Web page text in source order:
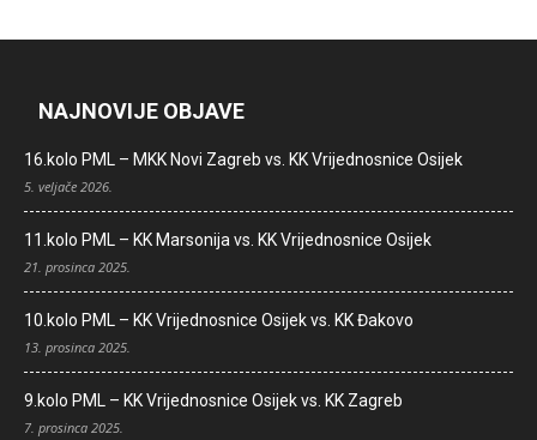
NAJNOVIJE OBJAVE
16.kolo PML – MKK Novi Zagreb vs. KK Vrijednosnice Osijek
5. veljače 2026.
11.kolo PML – KK Marsonija vs. KK Vrijednosnice Osijek
21. prosinca 2025.
10.kolo PML – KK Vrijednosnice Osijek vs. KK Đakovo
13. prosinca 2025.
9.kolo PML – KK Vrijednosnice Osijek vs. KK Zagreb
7. prosinca 2025.